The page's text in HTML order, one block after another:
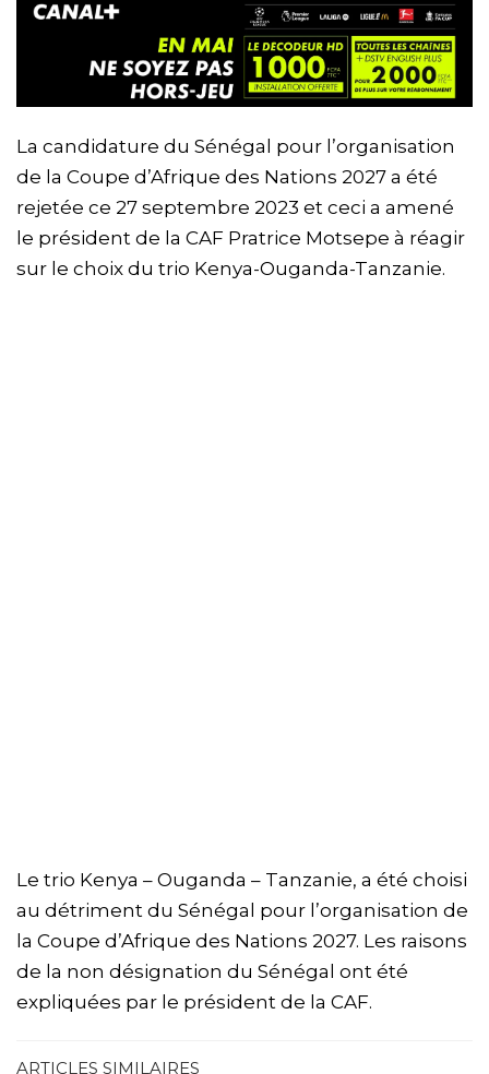
La candidature du Sénégal pour l’organisation
de la Coupe d’Afrique des Nations 2027 a été
rejetée ce 27 septembre 2023 et ceci a amené
le président de la CAF Pratrice Motsepe à réagir
sur le choix du trio Kenya-Ouganda-Tanzanie.
Le trio Kenya – Ouganda – Tanzanie, a été choisi
au détriment du Sénégal pour l’organisation de
la Coupe d’Afrique des Nations 2027. Les raisons
de la non désignation du Sénégal ont été
expliquées par le président de la CAF.
ARTICLES SIMILAIRES